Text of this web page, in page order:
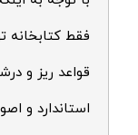
فقط کتابخانه
قواعد ریز و
استاندارد و